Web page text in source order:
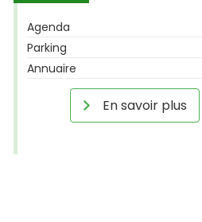
Agenda
Parking
Annuaire
En savoir plus